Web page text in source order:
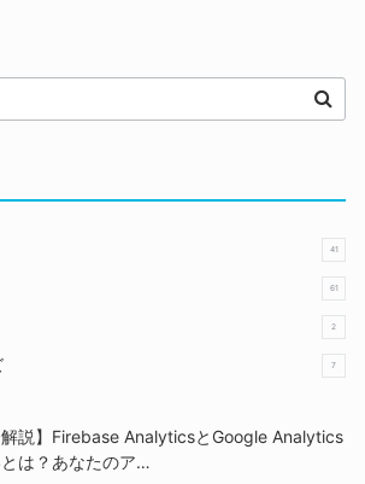
41
61
2
7
解説】Firebase AnalyticsとGoogle Analytics
は？あなたのア…